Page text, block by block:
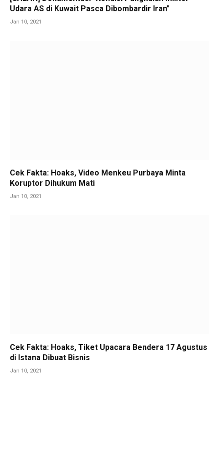
Udara AS di Kuwait Pasca Dibombardir Iran"
Jan 10, 2021
Cek Fakta: Hoaks, Video Menkeu Purbaya Minta
Koruptor Dihukum Mati
Jan 10, 2021
Cek Fakta: Hoaks, Tiket Upacara Bendera 17 Agustus
di Istana Dibuat Bisnis
Jan 10, 2021